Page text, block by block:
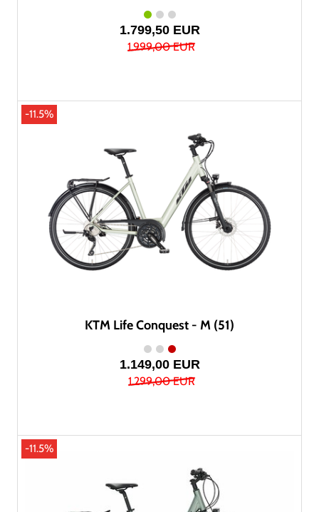
1.799,50 EUR
1.999,00 EUR
-11.5%
KTM Life Conquest - M (51)
1.149,00 EUR
1.299,00 EUR
-11.5%